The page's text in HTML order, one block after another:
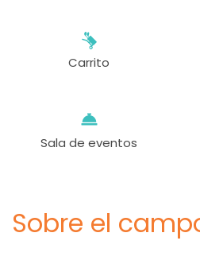
Carrito
Sala de eventos
Sobre el